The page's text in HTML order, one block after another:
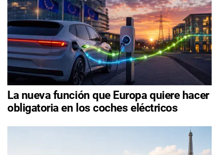
La nueva función que Europa quiere hacer
obligatoria en los coches eléctricos